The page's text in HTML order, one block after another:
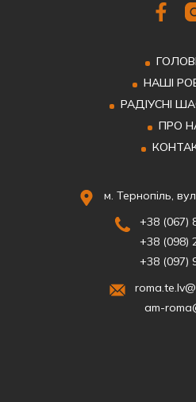
НАШІ
РАДІУСНІ
ПРО
м. Тернопіль,
+38 (067)
+38 (098)
+38 (097)
am-